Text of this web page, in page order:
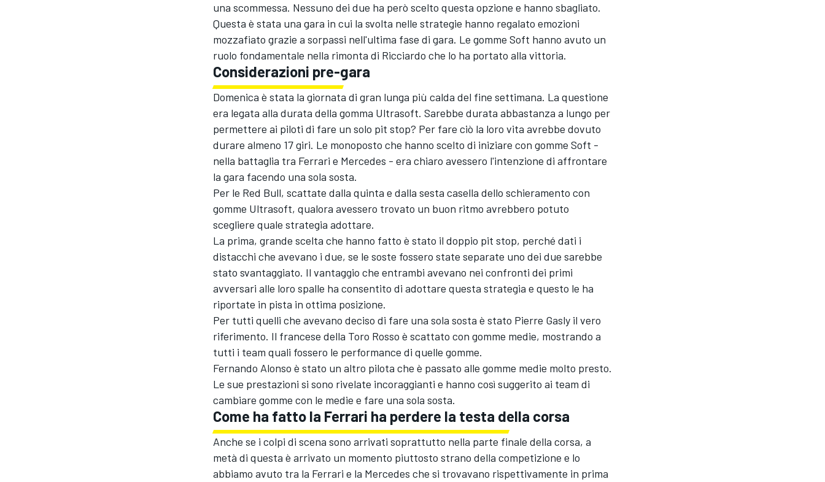
una scommessa. Nessuno dei due ha però scelto questa opzione e hanno sbagliato.
Questa è stata una gara in cui la svolta nelle strategie hanno regalato emozioni
mozzafiato grazie a sorpassi nell'ultima fase di gara. Le gomme Soft hanno avuto un
ruolo fondamentale nella rimonta di Ricciardo che lo ha portato alla vittoria.
Considerazioni pre-gara
Domenica è stata la giornata di gran lunga più calda del fine settimana. La questione
era legata alla durata della gomma Ultrasoft. Sarebbe durata abbastanza a lungo per
permettere ai piloti di fare un solo pit stop? Per fare ciò la loro vita avrebbe dovuto
durare almeno 17 giri. Le monoposto che hanno scelto di iniziare con gomme Soft -
nella battaglia tra Ferrari e Mercedes - era chiaro avessero l'intenzione di affrontare
la gara facendo una sola sosta.
Per le Red Bull, scattate dalla quinta e dalla sesta casella dello schieramento con
gomme Ultrasoft, qualora avessero trovato un buon ritmo avrebbero potuto
scegliere quale strategia adottare.
La prima, grande scelta che hanno fatto è stato il doppio pit stop, perché dati i
distacchi che avevano i due, se le soste fossero state separate uno dei due sarebbe
stato svantaggiato. Il vantaggio che entrambi avevano nei confronti dei primi
avversari alle loro spalle ha consentito di adottare questa strategia e questo le ha
riportate in pista in ottima posizione.
Per tutti quelli che avevano deciso di fare una sola sosta è stato Pierre Gasly il vero
riferimento. Il francese della Toro Rosso è scattato con gomme medie, mostrando a
tutti i team quali fossero le performance di quelle gomme.
Fernando Alonso è stato un altro pilota che è passato alle gomme medie molto presto.
Le sue prestazioni si sono rivelate incoraggianti e hanno così suggerito ai team di
cambiare gomme con le medie e fare una sola sosta.
Come ha fatto la Ferrari ha perdere la testa della corsa
Anche se i colpi di scena sono arrivati soprattutto nella parte finale della corsa, a
metà di questa è arrivato un momento piuttosto strano della competizione e lo
abbiamo avuto tra la Ferrari e la Mercedes che si trovavano rispettivamente in prima